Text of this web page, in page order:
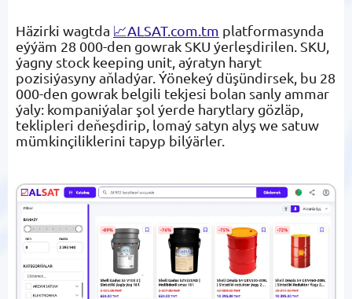
Häzirki wagtda 📈ALSAT.com.tm platformasynda
eýýäm 28 000-den gowrak SKU ýerleşdirilen. SKU,
ýagny stock keeping unit, aýratyn haryt
pozisiýasyny aňladýar. Ýönekeý düşündirsek, bu 28
000-den gowrak belgili tekjesi bolan sanly ammar
ýaly: kompaniýalar şol ýerde harytlary gözläp,
teklipleri deňeşdirip, lomaý satyn alyş we satuw
mümkinçiliklerini tapyp bilýärler.